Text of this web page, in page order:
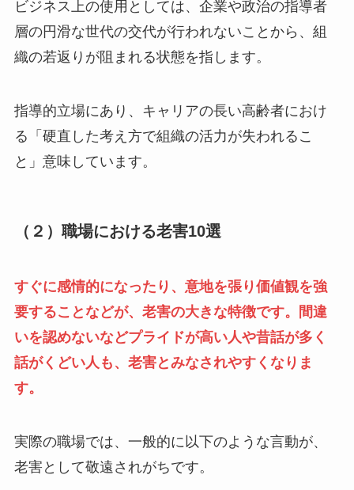
ビジネス上の使用としては、企業や政治の指導者
層の円滑な世代の交代が行われないことから、組
織の若返りが阻まれる状態を指します。
指導的立場にあり、キャリアの長い高齢者におけ
る「硬直した考え方で組織の活力が失われるこ
と」意味しています。
（２）職場における老害10選
すぐに感情的になったり、意地を張り価値観を強
要することなどが、老害の大きな特徴です。間違
いを認めないなどプライドが高い人や昔話が多く
話がくどい人も、老害とみなされやすくなりま
す。
実際の職場では、一般的に以下のような言動が、
老害として敬遠されがちです。